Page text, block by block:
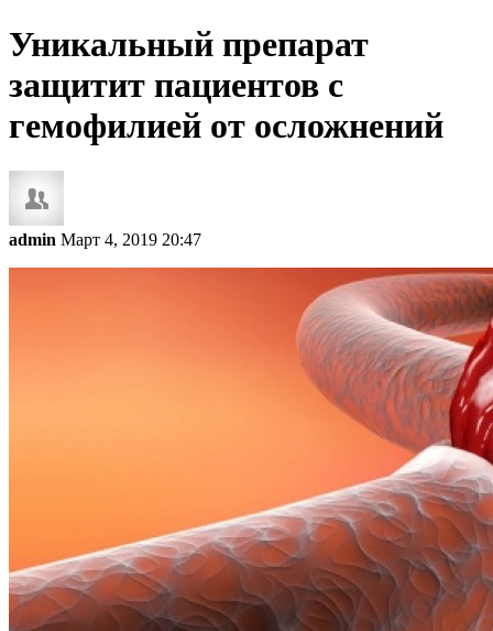
Уникальный препарат
защитит пациентов с
гемофилией от осложнений
admin Март 4, 2019 20:47